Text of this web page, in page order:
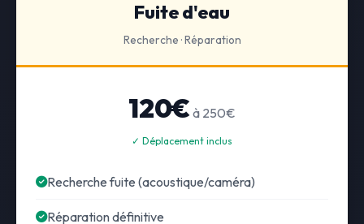
Fuite d'eau
Recherche · Réparation
120€ à 250€
✓ Déplacement inclus
Recherche fuite (acoustique/caméra)
Réparation définitive